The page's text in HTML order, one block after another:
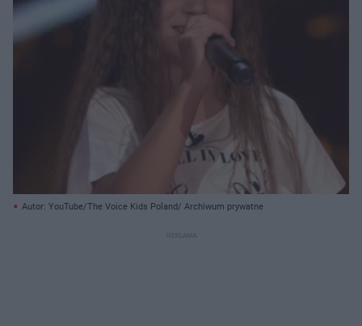
Autor: YouTube/The Voice Kids Poland/ Archiwum prywatne